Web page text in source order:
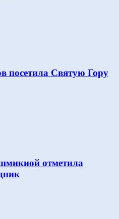
посетила Святую Гору
отметила